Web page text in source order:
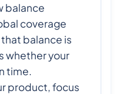
balance
coverage
balance is
whether your
time.
product, focus